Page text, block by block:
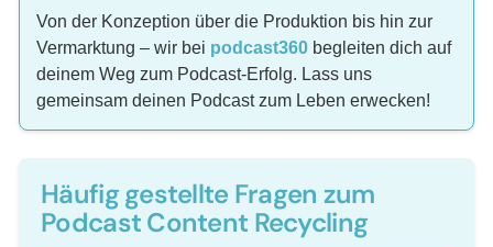
Von der Konzeption über die Produktion bis hin zur
Vermarktung – wir bei podcast360 begleiten dich auf
deinem Weg zum Podcast-Erfolg. Lass uns
gemeinsam deinen Podcast zum Leben erwecken!
Häufig gestellte Fragen zum
Podcast Content Recycling